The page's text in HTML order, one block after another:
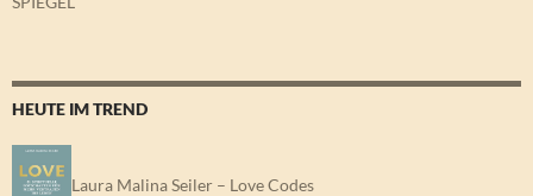
HEUTE IM TREND
Laura Malina Seiler – Love Codes